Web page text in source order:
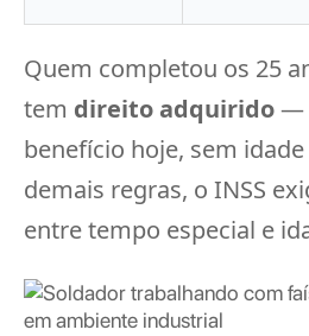
Quem completou os 25
tem direito adquirido—
benefício hoje, sem
demais regras, o INSS
entre tempo especial e